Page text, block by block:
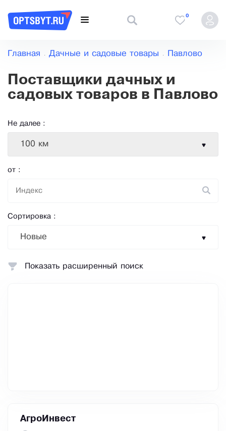
0
Главная Дачные и садовые товары Павлово
Поставщики дачных и
садовых товаров в Павлово
Не далее :
100 км
от :
Сортировка :
Новые
АгроИнвест
Показать расширенный поиск